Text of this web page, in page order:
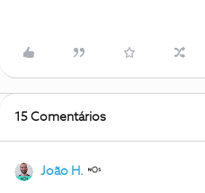
15 Comentários
João H.